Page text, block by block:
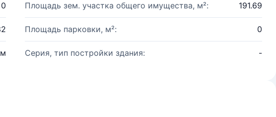
0 Площадь зем. участка общего имущества, м²: 191.69
Площадь парковки, м²: 0
Серия, тип постройки здания: -